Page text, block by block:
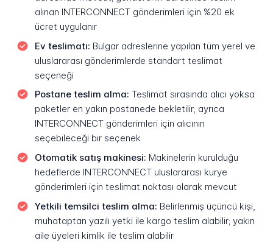
alınan INTERCONNECT gönderimleri için %20 ek
ücret uygulanır
Ev teslimatı: Bulgar adreslerine yapılan tüm yerel ve
uluslararası gönderimlerde standart teslimat
seçeneği
Postane teslim alma: Teslimat sırasında alıcı yoksa
paketler en yakın postanede bekletilir; ayrıca
INTERCONNECT gönderimleri için alıcının
seçebileceği bir seçenek
Otomatik satış makinesi: Makinelerin kurulduğu
hedeflerde INTERCONNECT uluslararası kurye
gönderimleri için teslimat noktası olarak mevcut
Yetkili temsilci teslim alma: Belirlenmiş üçüncü kişi,
muhataptan yazılı yetki ile kargo teslim alabilir; yakın
aile üyeleri kimlik ile teslim alabilir